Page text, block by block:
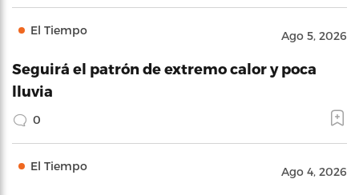
El Tiempo Ago 5, 2026
Seguirá el patrón de extremo calor y poca
lluvia
0
El Tiempo Ago 4, 2026